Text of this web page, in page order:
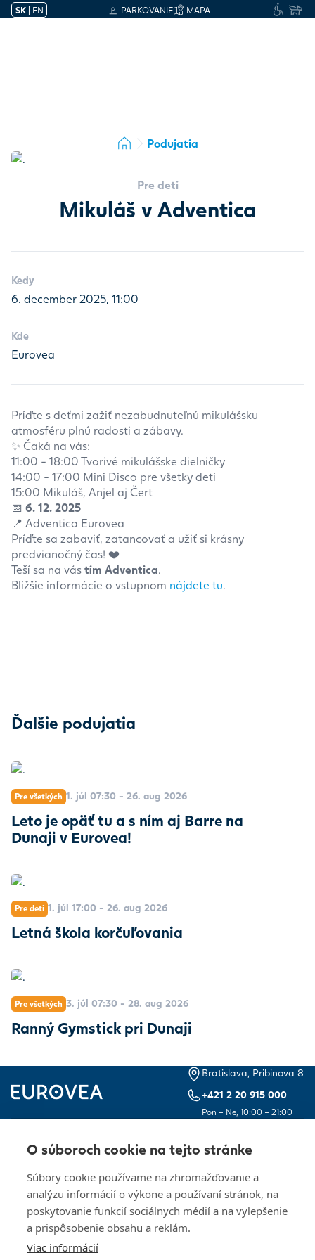
O súboroch cookie na tejto stránke
Súbory cookie používame na zhromažďovanie a
analýzu informácií o výkone a používaní stránok, na
poskytovanie funkcií sociálnych médií a na vylepšenie
a prispôsobenie obsahu a reklám.
Viac informácií
SK| EN PARKOVANIE MAPA
Podujatia
Pre deti
Mikuláš v Adventica
Kedy
6. december 2025, 11:00
Kde
Eurovea
Príďte s deťmi zažiť nezabudnuteľnú mikulášsku
atmosféru plnú radosti a zábavy.
✨ Čaká na vás:
11:00 - 18:00 Tvorivé mikulášske dielničky
14:00 - 17:00 Mini Disco pre všetky deti
15:00 Mikuláš, Anjel aj Čert
📅 6. 12. 2025
📍 Adventica Eurovea
Príďte sa zabaviť, zatancovať a užiť si krásny
predvianočný čas! ❤️
Teší sa na vás tím Adventica
Bližšie informácie o vstupnom nájdete tu
Ďalšie podujatia
Pre všetkých 1. júl 07:30 - 26. aug 2026
Leto je opäť tu a s ním aj Barre na
Dunaji v Eurovea!
Pre deti 1. júl 17:00 - 26. aug 2026
Letná škola korčuľovania
Pre všetkých 3. júl 07:30 - 28. aug 2026
Ranný Gymstick pri Dunaji
Bratislava, Pribinova 8
+421 2 20 915 000
Pon – Ne, 10:00 – 21:00
Dokumenty pre
Kariéra
Návštevný poriadok
Ochrana osobných
údajov
Zásady používania
súborov cookie